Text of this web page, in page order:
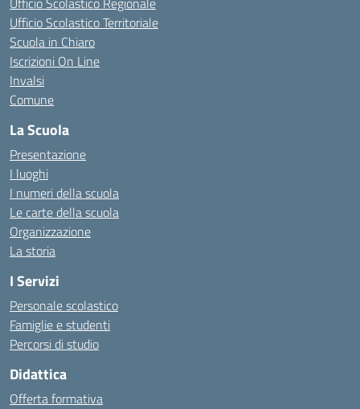
Ufficio Scolastico Territoriale
Scuola in Chiaro
Iscrizioni On Line
Invalsi
Comune
La Scuola
Presentazione
I luoghi
I numeri della scuola
Le carte della scuola
Organizzazione
La storia
I Servizi
Personale scolastico
Famiglie e studenti
Percorsi di studio
Didattica
Offerta formativa